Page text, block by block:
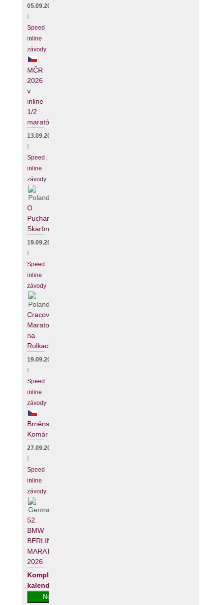
05.09.2026
Speed
inline
závody
MČR
2026
v
inline
1/2
maratónu
13.09.2026
Speed
inline
závody
O
Puchar
Skarbnika
19.09.2026
Speed
inline
závody
Cracovia
Maraton
na
Rolkach
19.09.2026
Speed
inline
závody
Brněnský
Komár
27.09.2026
Speed
inline
závody
52.
BMW
BERLIN-
MARATHON
2026
Kompletní
kalendář